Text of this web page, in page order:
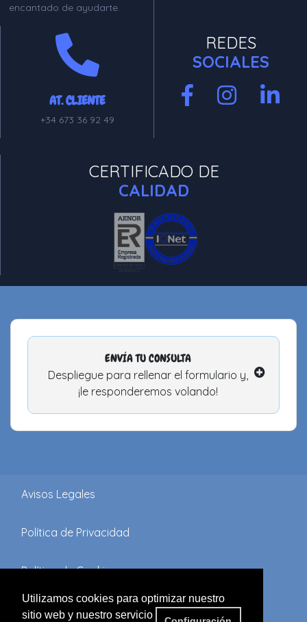
Utilizamos cookies para optimizar nuestro
sitio web y nuestro servicio
encantado de ayudarte.
AT. CLIENTE
+34 673 36 92 49
REDES
SOCIALES
CERTIFICADO DE
CALIDAD
ENVÍA TU CONSULTA
Despliegue para rellenar el formulario y,
¡le responderemos volando!
Avisos Legales
Política de Privacidad
Política de Cookies
Términos y Condiciones